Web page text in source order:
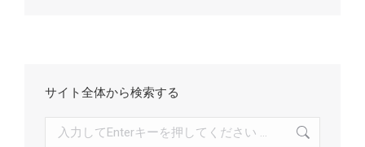
サイト全体から検索する